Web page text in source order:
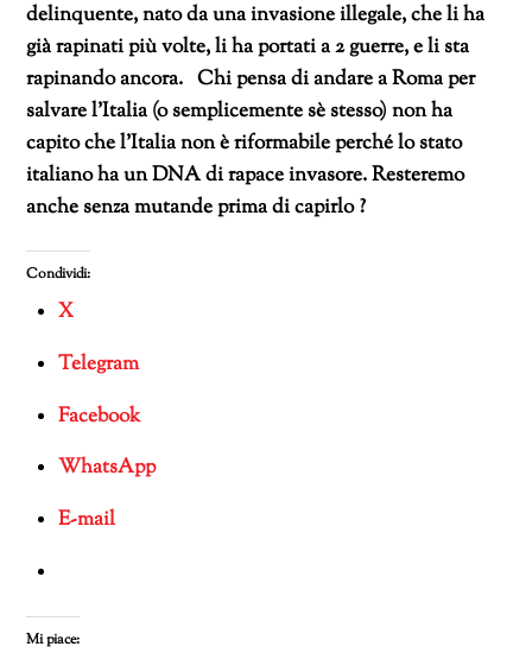
delinquente, nato da una invasione illegale, che li ha
già rapinati più volte, li ha portati a 2 guerre, e li sta
rapinando ancora. Chi pensa di andare a Roma per
salvare l’Italia (o semplicemente sè stesso) non ha
capito che l’Italia non è riformabile perché lo stato
italiano ha un DNA di rapace invasore. Resteremo
anche senza mutande prima di capirlo ?
Condividi:
X
Telegram
Facebook
WhatsApp
E-mail
Mi piace: